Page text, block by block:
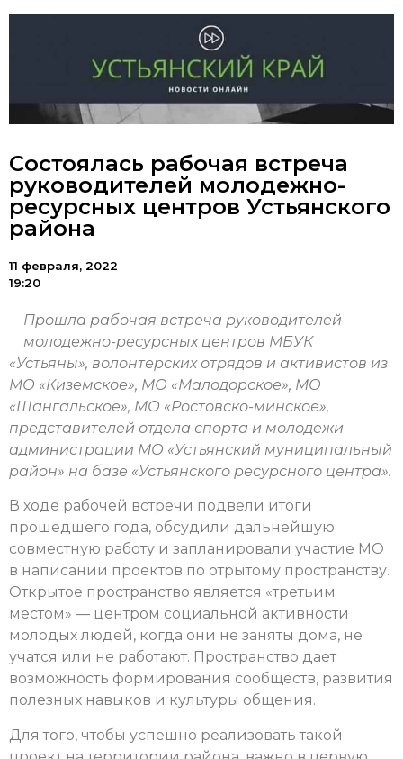
Состоялась рабочая встреча
руководителей молодежно-
ресурсных центров Устьянского
района
11 февраля, 2022
19:20
Прошла рабочая встреча руководителей
молодежно-ресурсных центров МБУК
«Устьяны», волонтерских отрядов и активистов из
МО «Киземское», МО «Малодорское», МО
«Шангальское», МО «Ростовско-минское»,
представителей отдела спорта и молодежи
администрации МО «Устьянский муниципальный
район» на базе «Устьянского ресурсного центра».
В ходе рабочей встречи подвели итоги
прошедшего года, обсудили дальнейшую
совместную работу и запланировали участие МО
в написании проектов по отрытому пространству.
Открытое пространство является «третьим
местом» — центром социальной активности
молодых людей, когда они не заняты дома, не
учатся или не работают. Пространство дает
возможность формирования сообществ, развития
полезных навыков и культуры общения.
Для того, чтобы успешно реализовать такой